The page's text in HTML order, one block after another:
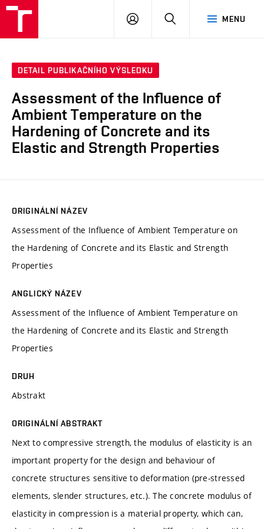
MENU
PŘIHLÁSIT
DETAIL PUBLIKAČNÍHO VÝSLEDKU
Assessment of the Influence of
Ambient Temperature on the
Hardening of Concrete and its
Elastic and Strength Properties
ORIGINÁLNÍ NÁZEV
Assessment of the Influence of Ambient Temperature on
the Hardening of Concrete and its Elastic and Strength
Properties
ANGLICKÝ NÁZEV
Assessment of the Influence of Ambient Temperature on
the Hardening of Concrete and its Elastic and Strength
Properties
DRUH
Abstrakt
ORIGINÁLNÍ ABSTRAKT
Next to compressive strength, the modulus of elasticity is an
important property for the design and behaviour of
concrete structures sensitive to deformation (pre-stressed
elements, slender structures, etc.). The concrete modulus of
elasticity in compression is a material property, which can,